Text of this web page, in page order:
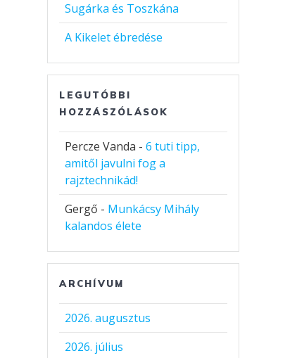
Sugárka és Toszkána
A Kikelet ébredése
LEGUTÓBBI
HOZZÁSZÓLÁSOK
Percze Vanda -6 tuti tipp,
amitől javulni fog a
rajztechnikád!
Gergő - Munkácsy Mihály
kalandos élete
ARCHÍVUM
2026. augusztus
2026. július